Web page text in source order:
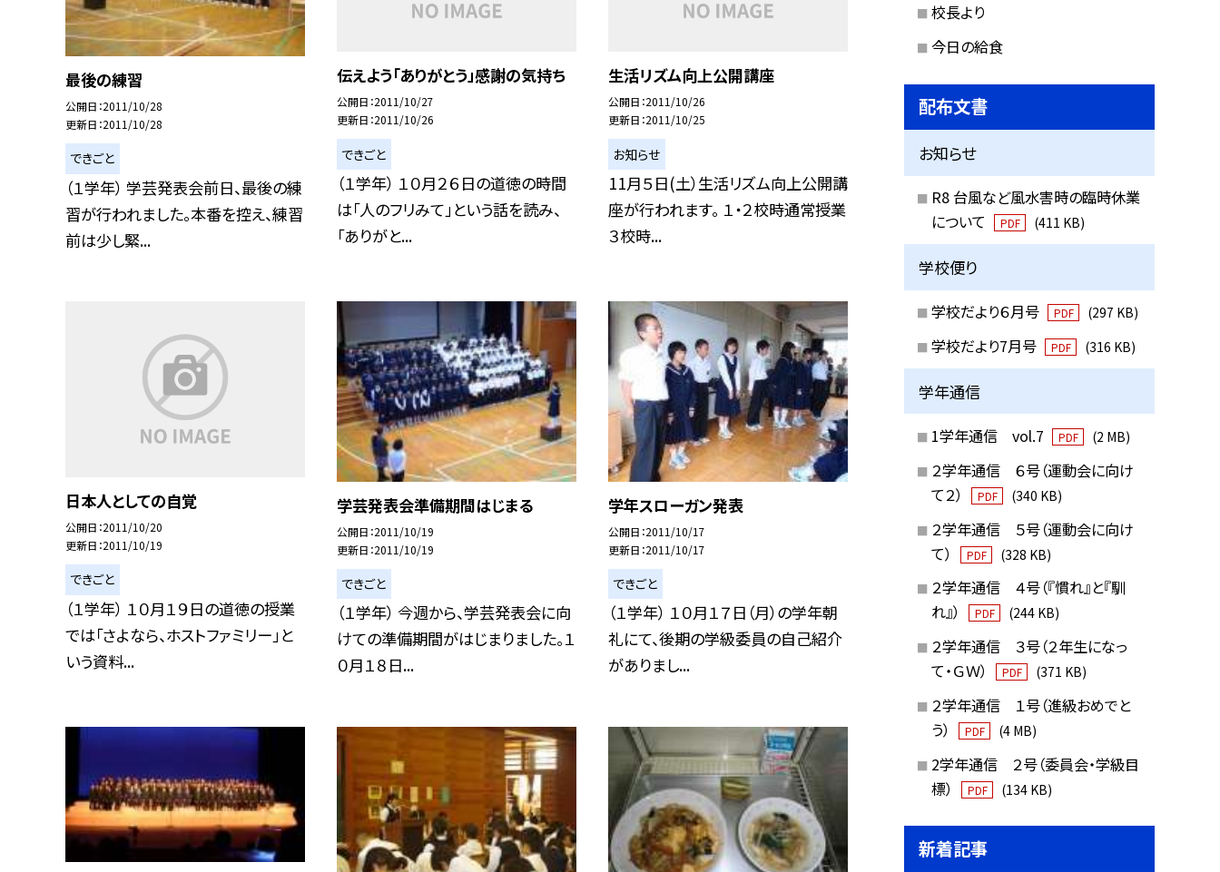
最後の練習
公開日 2011/10/28
更新日 2011/10/28
できごと
（１学年） 学芸発表会前日、最後の練
習が行われました。本番を控え、練習
前は少し緊...
伝えよう「ありがとう」感謝の気持ち
公開日 2011/10/27
更新日 2011/10/26
できごと
（１学年） １０月２６日の道徳の時間
は「人のフリみて」という話を読み、
「ありがと...
生活リズム向上公開講座
公開日 2011/10/26
更新日 2011/10/25
お知らせ
11月５日(土）生活リズム向上公開講
座が行われます。 １・２校時通常授業
３校時...
日本人としての自覚
公開日 2011/10/20
更新日 2011/10/19
できごと
（１学年） １０月１９日の道徳の授業
では「さよなら、ホストファミリー」と
いう資料...
学芸発表会準備期間はじまる
公開日 2011/10/19
更新日 2011/10/19
できごと
（１学年） 今週から、学芸発表会に向
けての準備期間がはじまりました。１
０月１８日...
学年スローガン発表
公開日 2011/10/17
更新日 2011/10/17
できごと
（１学年） １０月１７日（月）の学年朝
礼にて、後期の学級委員の自己紹介
がありまし...
校長より
今日の給食
配布文書
お知らせ
R8 台風など風水害時の臨時休業
について
PDF (411 KB)
学校便り
学校だより６月号 PDF (297 KB)
学校だより7月号 PDF (316 KB)
学年通信
1学年通信 vol.7 PDF (2 MB)
２学年通信 ６号（運動会に向け
て２）
PDF (340 KB)
２学年通信 ５号（運動会に向け
て）
PDF (328 KB)
２学年通信 ４号（『慣れ』と『馴
れ』）
PDF (244 KB)
２学年通信 ３号（２年生になっ
て・ＧＷ）
PDF (371 KB)
２学年通信 １号（進級おめでと
う）
PDF (4 MB)
2学年通信 ２号（委員会・学級目
標）
PDF (134 KB)
新着記事